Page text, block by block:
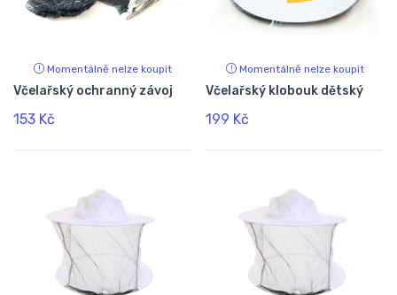
Momentálně nelze koupit
Včelařský ochranný závoj
153 Kč
Momentálně nelze koupit
Včelařský klobouk dětský
199 Kč